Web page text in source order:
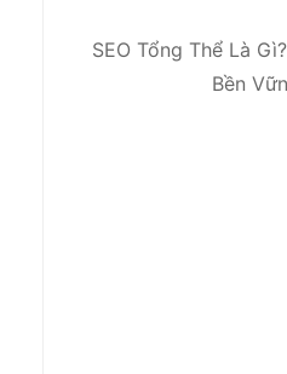
SEO Tổng Thể Là
Bền